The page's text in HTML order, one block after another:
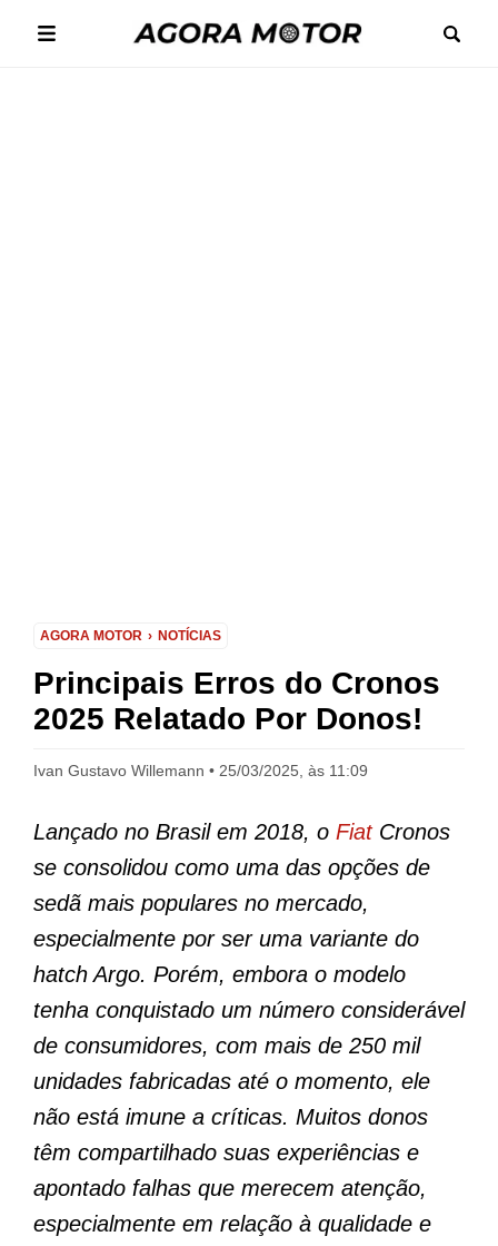
AGORA MOTOR NOTÍCIAS
Principais Erros do Cronos
2025 Relatado Por Donos!
Ivan Gustavo Willemann 25/03/2025, às 11:09
Lançado no Brasil em 2018, o FiatCronos
se consolidou como uma das opções de
sedã mais populares no mercado,
especialmente por ser uma variante do
hatch Argo. Porém, embora o modelo
tenha conquistado um número considerável
de consumidores, com mais de 250 mil
unidades fabricadas até o momento, ele
não está imune a críticas. Muitos donos
têm compartilhado suas experiências e
apontado falhas que merecem atenção,
especialmente em relação à qualidade e